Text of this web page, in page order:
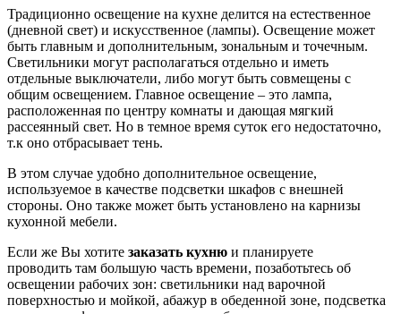
Традиционно освещение на кухне делится на естественное
(дневной свет) и искусственное (лампы). Освещение может
быть главным и дополнительным, зональным и точечным.
Светильники могут располагаться отдельно и иметь
отдельные выключатели, либо могут быть совмещены с
общим освещением. Главное освещение – это лампа,
расположенная по центру комнаты и дающая мягкий
рассеянный свет. Но в темное время суток его недостаточно,
т.к оно отбрасывает тень.
В этом случае удобно дополнительное освещение,
используемое в качестве подсветки шкафов с внешней
стороны. Оно также может быть установлено на карнизы
кухонной мебели.
Если же Вы хотите заказать кухню и планируете
проводить там большую часть времени, позаботьтесь об
освещении рабочих зон: светильники над варочной
поверхностью и мойкой, абажур в обеденной зоне, подсветка